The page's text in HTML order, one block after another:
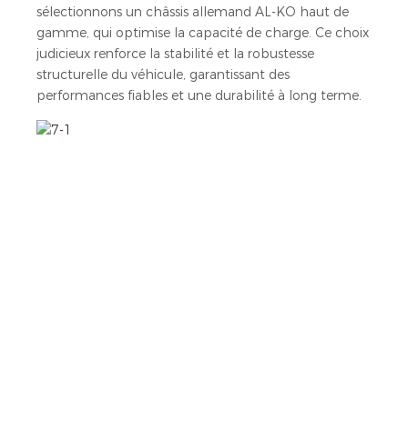
sélectionnons un châssis allemand AL-KO haut de
gamme, qui optimise la capacité de charge. Ce choix
judicieux renforce la stabilité et la robustesse
structurelle du véhicule, garantissant des
performances fiables et une durabilité à long terme.